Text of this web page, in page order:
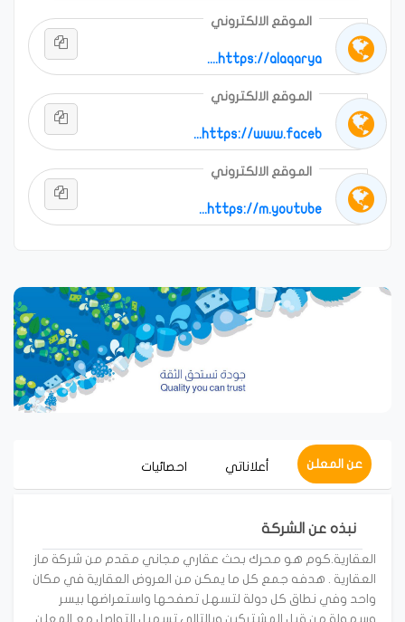
https://alaqarya....
الموقع الالكتروني
https://www.faceb...
الموقع الالكتروني
https://m.youtube...
الموقع الالكتروني
عن المعلن أعلاناتي احصائيات
نبذه عن الشركة
العقارية.كوم هو محرك بحث عقاري مجاني مقدم من شركة ماز
العقارية . هدفه جمع كل ما يمكن من العروض العقارية في مكان
واحد وفي نطاق كل دولة لتسهل تصفحها واستعراضها بيسر
وسهولة من قبل المشتركين وبالتالي تسهيل التواصل مع المعلن